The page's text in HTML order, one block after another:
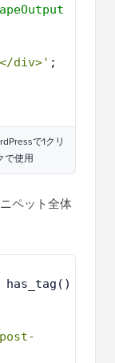
div>' ;
で1クリ
で使用
ペット全体